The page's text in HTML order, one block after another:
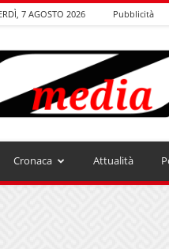
7 AGOSTO 2026 Pubblicità
ZMEDIA
Cronaca Attualità